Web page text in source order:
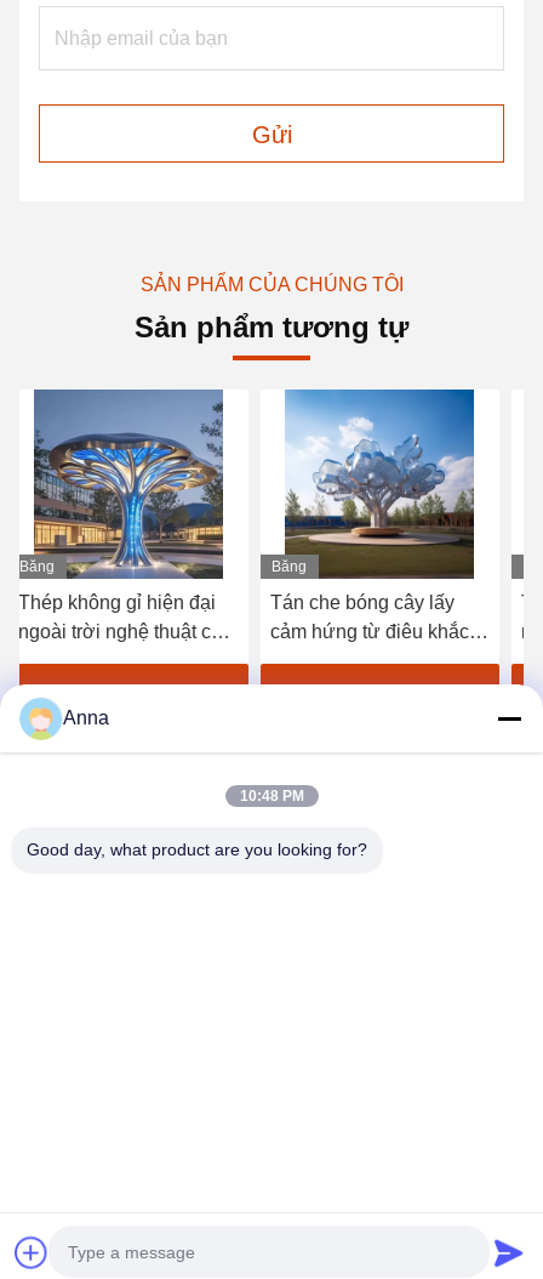
Gửi
SẢN PHẨM CỦA CHÚNG TÔI
Sản phẩm tương tự
Băng
hình
Tán che bóng cây lấy
cảm hứng từ điêu khắc
Tác phẩm điêu khắc cây
nghệ thuật cho bất động
sản và khách sạn
hình
Tượng điêu khắc cây
nghệ thuật bằng thép
không gỉ hiện đại có tán
cây trang trí ngoài trời
Trung Quốc Chất lượng tốt Điêu khắc động Nhà cung cấp. 2026 Guangzhou
Shenbaolai International Trade Co., Ltd. Tất cả các quyền được bảo lưu.
Anna
10:48 PM
Good day, what product are you looking for?